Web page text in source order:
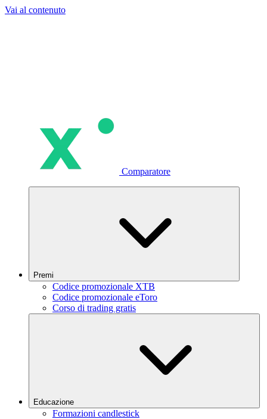
Vai al contenuto
Comparatore
Premi
Codice promozionale XTB
Codice promozionale eToro
Corso di trading gratis
Educazione
Formazioni candlestick